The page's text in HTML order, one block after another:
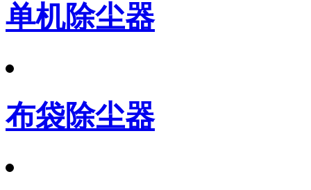
单机除尘器
布袋除尘器